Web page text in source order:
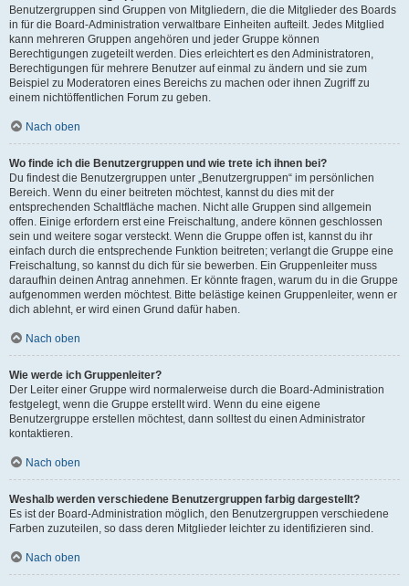
Benutzergruppen sind Gruppen von Mitgliedern, die die Mitglieder des Boards
in für die Board-Administration verwaltbare Einheiten aufteilt. Jedes Mitglied
kann mehreren Gruppen angehören und jeder Gruppe können
Berechtigungen zugeteilt werden. Dies erleichtert es den Administratoren,
Berechtigungen für mehrere Benutzer auf einmal zu ändern und sie zum
Beispiel zu Moderatoren eines Bereichs zu machen oder ihnen Zugriff zu
einem nichtöffentlichen Forum zu geben.
Nach oben
Wo finde ich die Benutzergruppen und wie trete ich ihnen bei?
Du findest die Benutzergruppen unter „Benutzergruppen“ im persönlichen
Bereich. Wenn du einer beitreten möchtest, kannst du dies mit der
entsprechenden Schaltfläche machen. Nicht alle Gruppen sind allgemein
offen. Einige erfordern erst eine Freischaltung, andere können geschlossen
sein und weitere sogar versteckt. Wenn die Gruppe offen ist, kannst du ihr
einfach durch die entsprechende Funktion beitreten; verlangt die Gruppe eine
Freischaltung, so kannst du dich für sie bewerben. Ein Gruppenleiter muss
daraufhin deinen Antrag annehmen. Er könnte fragen, warum du in die Gruppe
aufgenommen werden möchtest. Bitte belästige keinen Gruppenleiter, wenn er
dich ablehnt, er wird einen Grund dafür haben.
Nach oben
Wie werde ich Gruppenleiter?
Der Leiter einer Gruppe wird normalerweise durch die Board-Administration
festgelegt, wenn die Gruppe erstellt wird. Wenn du eine eigene
Benutzergruppe erstellen möchtest, dann solltest du einen Administrator
kontaktieren.
Nach oben
Weshalb werden verschiedene Benutzergruppen farbig dargestellt?
Es ist der Board-Administration möglich, den Benutzergruppen verschiedene
Farben zuzuteilen, so dass deren Mitglieder leichter zu identifizieren sind.
Nach oben